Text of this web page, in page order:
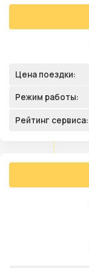
Цена поездки:
Режим работы:
Рейтинг сервиса: